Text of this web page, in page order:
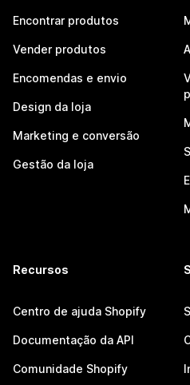
Encontrar produtos
Vender produtos
Encomendas e envio
Design da loja
Marketing e conversão
Gestão da loja
Recursos
Centro de ajuda Shopify
Documentação da API
Comunidade Shopify